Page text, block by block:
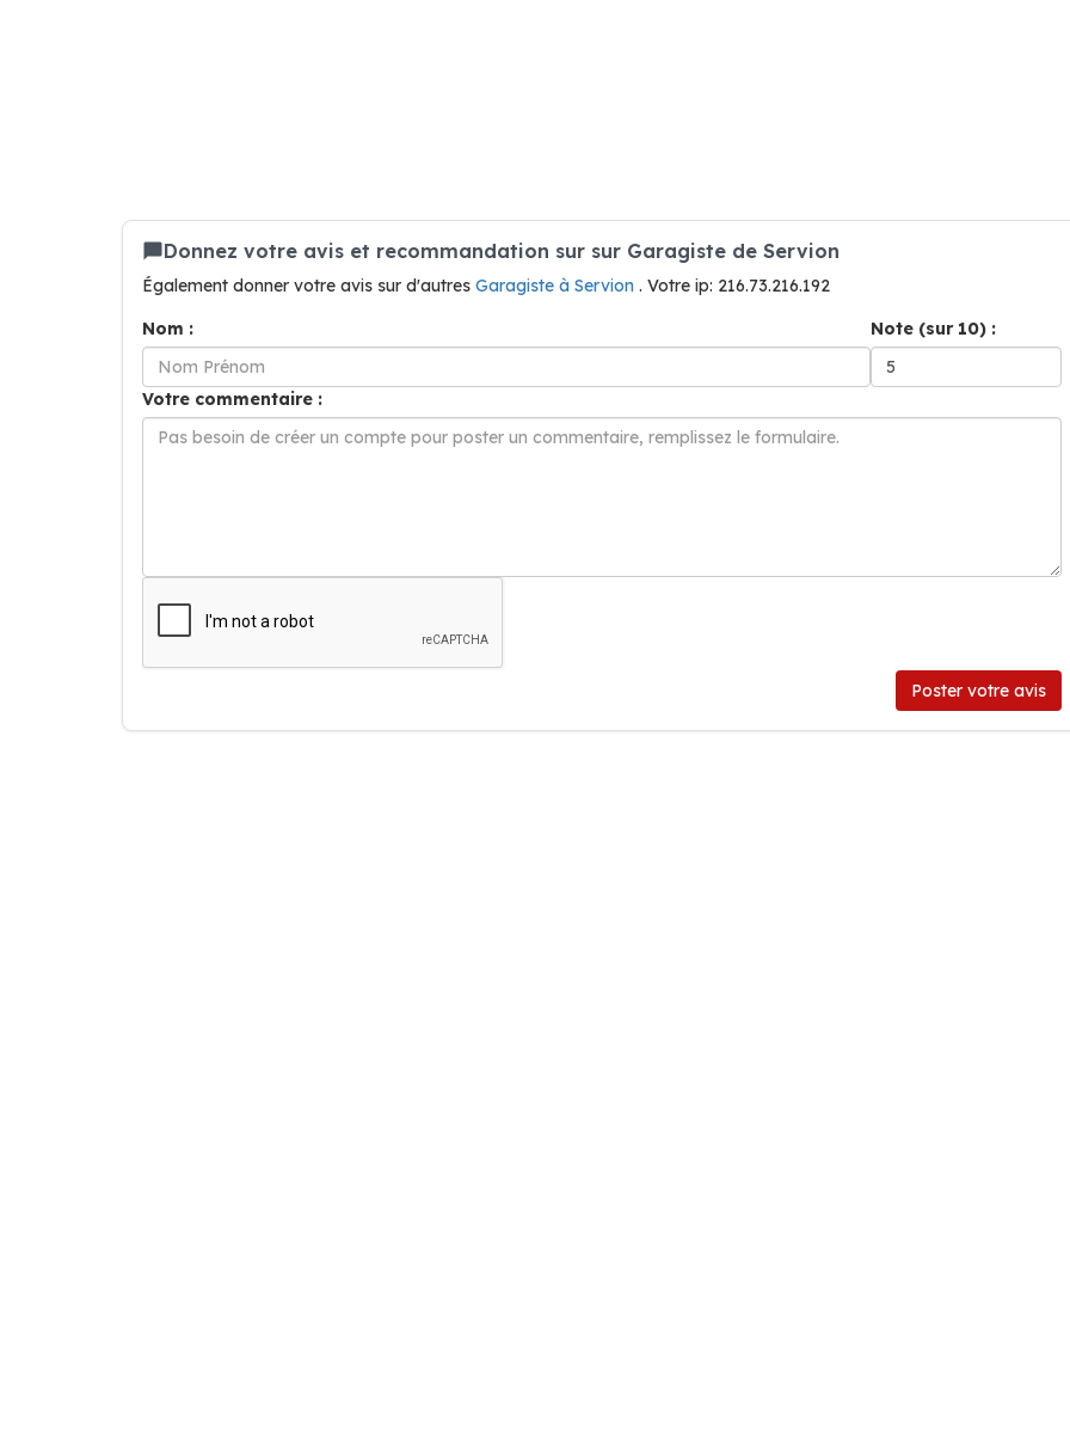
Donnez votre avis et recommandation sur sur Garagiste de Servion
Également donner votre avis sur d'autres Garagiste à Servion . Votre ip: 216.73.216.192
Nom :
Note (sur 10) :
Votre commentaire :
Poster votre avis